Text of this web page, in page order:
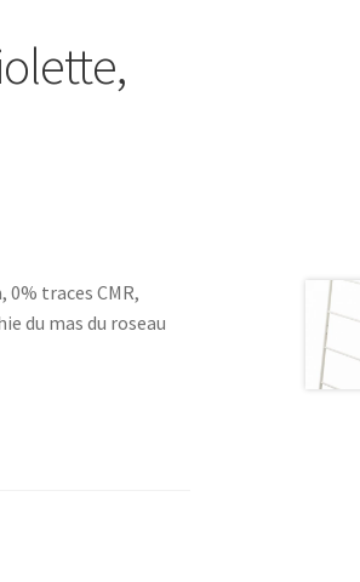
traces CMR,
du mas du roseau